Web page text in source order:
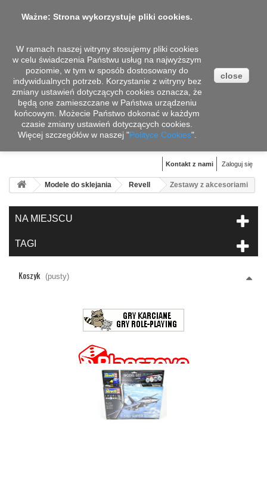
Koszyk (pusty)
Zaloguj się
Kontakt z nami
Modele do sklejania Revell Zestawy z akcesoriami
NA MIEJSCU
TAGI
Koszyk (pusty)
Ważne: Strona wykorzystuje pliki cookies.
W ramach naszej witryny stosujemy pliki cookies
w celu świadczenia Państwu usług na najwyższym
poziomie, w tym w sposób dostosowany do
indywidualnych potrzeb. Korzystanie z witryny bez
zmiany ustawień dotyczących cookies oznacza, że
będą one zamieszczane w Państwa urządzeniu
końcowym. Możecie Państwo dokonać w każdym
czasie zmiany ustawień dotyczących cookies.
Więcej szczegółów w naszej "Polityce Cookies".
close